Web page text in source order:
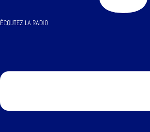
ÉCOUTEZ LA RADIO